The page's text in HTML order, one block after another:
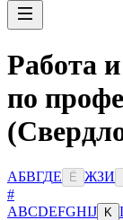
Работа
по
АБВГДЕ Ё ЖЗИ
#
ABCDEFGHIJ K